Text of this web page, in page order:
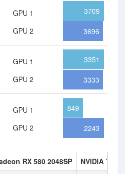
GPU 1
GPU 2
3709
3696
GPU 1
GPU 2
3351
3333
GPU 1
GPU 2
849
2243
RX 580 2048SP
NVIDIA